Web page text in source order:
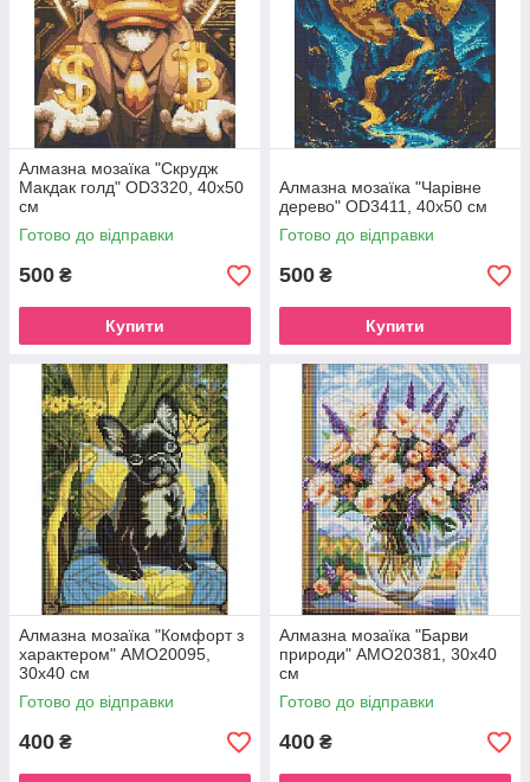
Алмазна мозаїка "Скрудж
Макдак голд" OD3320, 40х50
см
Готово до відправки
500 ₴
Купити
Алмазна мозаїка "Чарівне
дерево" OD3411, 40х50 см
Готово до відправки
500 ₴
Купити
Алмазна мозаїка "Комфорт з
характером" AMO20095,
30х40 см
Готово до відправки
400 ₴
Алмазна мозаїка "Барви
природи" AMO20381, 30х40
см
Готово до відправки
400 ₴